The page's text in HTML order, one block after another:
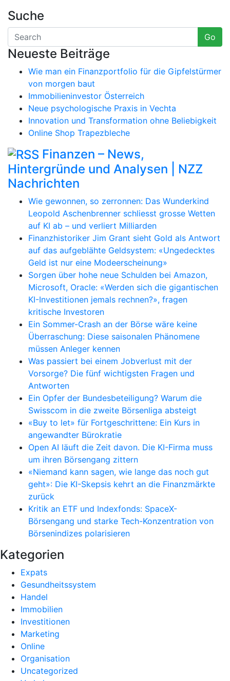
Suche
Go
Neueste Beiträge
Wie man ein Finanzportfolio für die Gipfelstürmer
von morgen baut
Immobilieninvestor Österreich
Neue psychologische Praxis in Vechta
Innovation und Transformation ohne Beliebigkeit
Online Shop Trapezbleche
Finanzen – News,
Hintergründe und Analysen | NZZ
Nachrichten
Wie gewonnen, so zerronnen: Das Wunderkind
Leopold Aschenbrenner schliesst grosse Wetten
auf KI ab – und verliert Milliarden
Finanzhistoriker Jim Grant sieht Gold als Antwort
auf das aufgeblähte Geldsystem: «Ungedecktes
Geld ist nur eine Modeerscheinung»
Sorgen über hohe neue Schulden bei Amazon,
Microsoft, Oracle: «Werden sich die gigantischen
KI-Investitionen jemals rechnen?», fragen
kritische Investoren
Ein Sommer-Crash an der Börse wäre keine
Überraschung: Diese saisonalen Phänomene
müssen Anleger kennen
Was passiert bei einem Jobverlust mit der
Vorsorge? Die fünf wichtigsten Fragen und
Antworten
Ein Opfer der Bundesbeteiligung? Warum die
Swisscom in die zweite Börsenliga absteigt
«Buy to let» für Fortgeschrittene: Ein Kurs in
angewandter Bürokratie
Open AI läuft die Zeit davon. Die KI-Firma muss
um ihren Börsengang zittern
«Niemand kann sagen, wie lange das noch gut
geht»: Die KI-Skepsis kehrt an die Finanzmärkte
zurück
Kritik an ETF und Indexfonds: SpaceX-
Börsengang und starke Tech-Konzentration von
Börsenindizes polarisieren
Kategorien
Expats
Gesundheitssystem
Handel
Immobilien
Investitionen
Marketing
Online
Organisation
Uncategorized